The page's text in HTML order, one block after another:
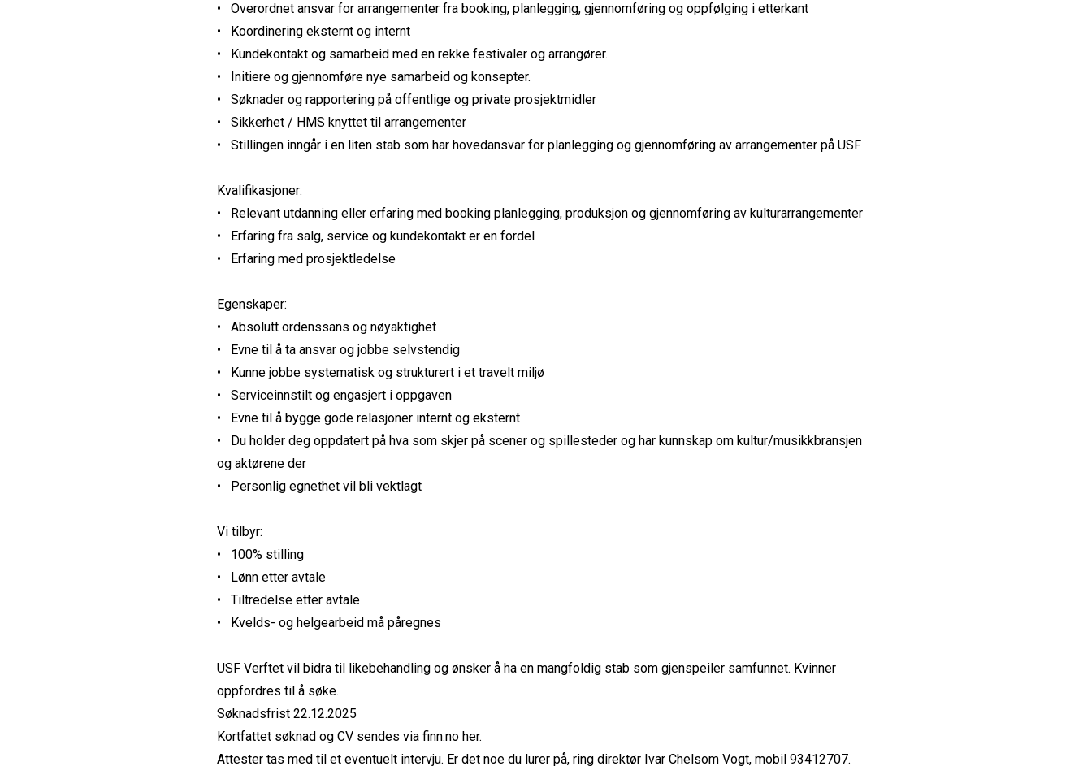
• Overordnet ansvar for arrangementer fra booking, planlegging, gjennomføring og oppfølging i etterkant
• Koordinering eksternt og internt
• Kundekontakt og samarbeid med en rekke festivaler og arrangører.
• Initiere og gjennomføre nye samarbeid og konsepter.
• Søknader og rapportering på offentlige og private prosjektmidler
• Sikkerhet / HMS knyttet til arrangementer
• Stillingen inngår i en liten stab som har hovedansvar for planlegging og gjennomføring av arrangementer på USF
Kvalifikasjoner:
• Relevant utdanning eller erfaring med booking planlegging, produksjon og gjennomføring av kulturarrangementer
• Erfaring fra salg, service og kundekontakt er en fordel
• Erfaring med prosjektledelse
Egenskaper:
• Absolutt ordenssans og nøyaktighet
• Evne til å ta ansvar og jobbe selvstendig
• Kunne jobbe systematisk og strukturert i et travelt miljø
• Serviceinnstilt og engasjert i oppgaven
• Evne til å bygge gode relasjoner internt og eksternt
• Du holder deg oppdatert på hva som skjer på scener og spillesteder og har kunnskap om kultur/musikkbransjen
og aktørene der
• Personlig egnethet vil bli vektlagt
Vi tilbyr:
• 100% stilling
• Lønn etter avtale
• Tiltredelse etter avtale
• Kvelds- og helgearbeid må påregnes
USF Verftet vil bidra til likebehandling og ønsker å ha en mangfoldig stab som gjenspeiler samfunnet. Kvinner
oppfordres til å søke.
Søknadsfrist 22.12.2025
Kortfattet søknad og CV sendes via finn.no her.
Attester tas med til et eventuelt intervju. Er det noe du lurer på, ring direktør Ivar Chelsom Vogt, mobil 93412707.